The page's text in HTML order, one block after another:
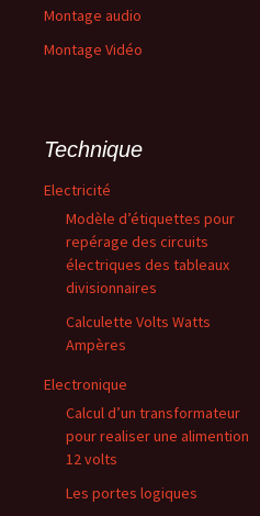
Montage audio
Montage Vidéo
Technique
Electricité
Modèle d’étiquettes pour
repérage des circuits
électriques des tableaux
divisionnaires
Calculette Volts Watts
Ampères
Electronique
Calcul d’un transformateur
pour realiser une alimention
12 volts
Les portes logiques